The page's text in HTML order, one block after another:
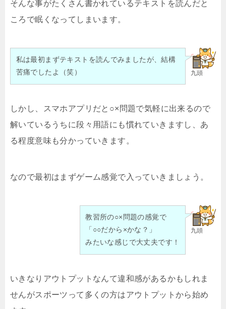
そんな事がたくさん書かれているテキストを読んだと
ころで眠くなってしまいます。
九頭
私は最初まずテキストを読んでみましたが、結構
苦痛でしたよ（笑）
しかし、スマホアプリだと○×問題で気軽に出来るので
解いているうちに段々用語にも慣れていきますし、あ
る程度意味も分かっていきます。
なので最初はまずゲーム感覚で入っていきましょう。
九頭
教習所の○×問題の感覚で
「○○だから×かな？」
みたいな感じで大丈夫です！
いきなりアウトプットなんて違和感があるかもしれま
せんがスポーツって多くの方はアウトプットから始め